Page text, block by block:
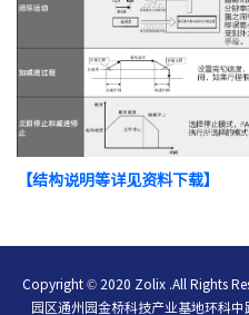
【结构说明等详见资料下载】
Copyright © 2020 Zolix .All Rights
园区通州园金桥科技产业基地环科中